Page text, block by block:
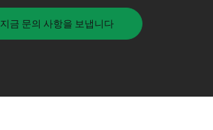
지금 문의 사항을 보냅니다